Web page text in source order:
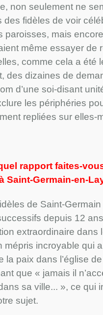
non seulement ne
des fidèles de voir
paroisses, mais
même essayer de
comme cela a été
des dizaines de
d’une soi-disant
les périphéries
repliées sur
rapport faites-
Saint-Germain-en-
de Saint-
depuis 12
extraordinaire
mépris incroyable qui
la paix dans l’église
que « jamais il
sa ville... », ce qui
sujet.